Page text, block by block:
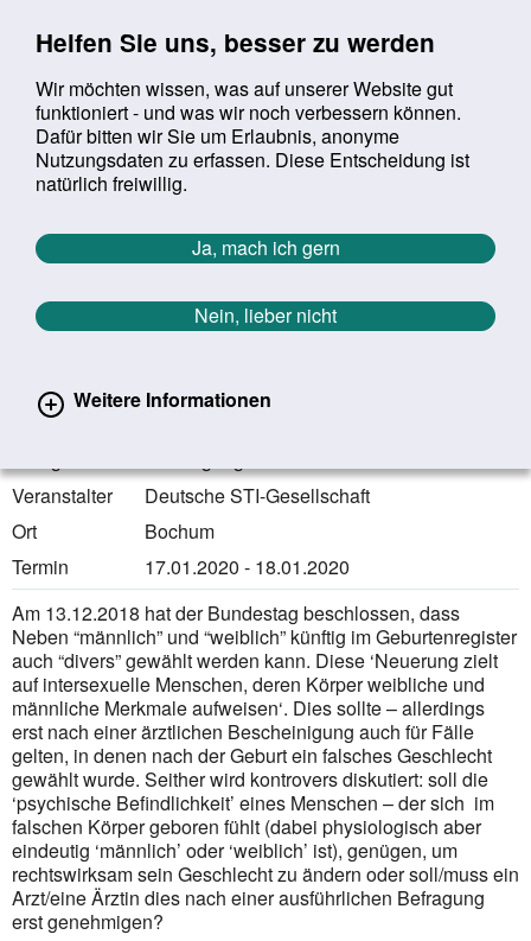
Helfen Sie uns, besser zu werden
Wir möchten wissen, was auf unserer Website gut
funktioniert - und was wir noch verbessern können.
Dafür bitten wir Sie um Erlaubnis, anonyme
Nutzungsdaten zu erfassen. Diese Entscheidung ist
natürlich freiwillig.
Ja, mach ich gern
Nein, lieber nicht
Weitere Informationen
Suchbegriff:
Sie befinden sich hier:
Startseite Aktuelles Veranstaltungen
Veranstaltungen
9. Fachtag „Sexualität und Psyche“
Veranstalter
Deutsche STI-Gesellschaft
Ort
Bochum
Termin
17.01.2020 - 18.01.2020
Am 13.12.2018 hat der Bundestag beschlossen, dass
Neben “männlich” und “weiblich” künftig im Gebur­ten­register
auch “divers” gewählt werden kann. Diese ‘Neuerung zielt
auf intersexuelle Menschen, deren Kör­per weibliche und
männliche Merkmale aufweisen‘. Dies sollte – allerdings
erst nach einer ärztlichen Beschei­nigung auch für Fälle
gelten, in denen nach der Geburt ein falsches Geschlecht
gewählt wurde. Seither wird kontrovers diskutiert: soll die
‘psychische Befindlichkeit’ eines Menschen – der sich im
fal­schen Körper geboren fühlt (dabei physiologisch aber
eindeutig ‘männlich’ oder ‘weiblich’ ist), genügen, um
rechtswirksam sein Geschlecht zu ändern oder soll/muss ein
Arzt/eine Ärztin dies nach einer ausführ­lichen Befragung
erst genehmigen?